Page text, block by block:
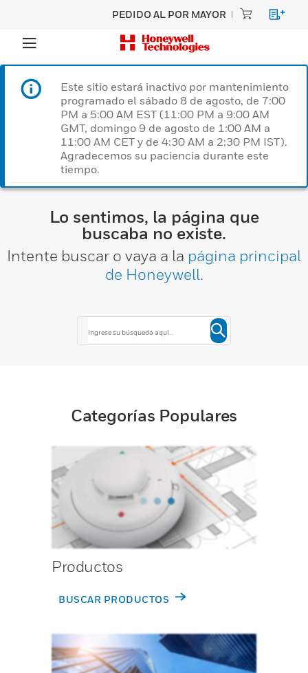
PEDIDO AL POR MAYOR
Este sitio estará inactivo por mantenimiento
programado el sábado 8 de agosto, de 7:00
PM a 5:00 AM EST (11:00 PM a 9:00 AM
GMT, domingo 9 de agosto de 1:00 AM a
11:00 AM CET y de 4:30 AM a 2:30 PM IST).
Agradecemos su paciencia durante este
tiempo.
Lo sentimos, la página que
buscaba no existe.
Intente buscar o vaya a la página principal
de Honeywell.
Categorías Populares
Productos
BUSCAR PRODUCTOS